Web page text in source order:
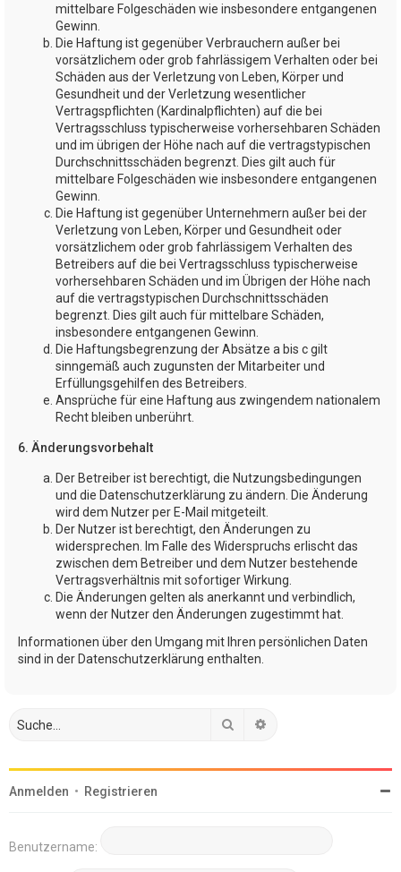
mittelbare Folgeschäden wie insbesondere entgangenen
Gewinn.
Die Haftung ist gegenüber Verbrauchern außer bei
vorsätzlichem oder grob fahrlässigem Verhalten oder bei
Schäden aus der Verletzung von Leben, Körper und
Gesundheit und der Verletzung wesentlicher
Vertragspflichten (Kardinalpflichten) auf die bei
Vertragsschluss typischerweise vorhersehbaren Schäden
und im übrigen der Höhe nach auf die vertragstypischen
Durchschnittsschäden begrenzt. Dies gilt auch für
mittelbare Folgeschäden wie insbesondere entgangenen
Gewinn.
Die Haftung ist gegenüber Unternehmern außer bei der
Verletzung von Leben, Körper und Gesundheit oder
vorsätzlichem oder grob fahrlässigem Verhalten des
Betreibers auf die bei Vertragsschluss typischerweise
vorhersehbaren Schäden und im Übrigen der Höhe nach
auf die vertragstypischen Durchschnittsschäden
begrenzt. Dies gilt auch für mittelbare Schäden,
insbesondere entgangenen Gewinn.
Die Haftungsbegrenzung der Absätze a bis c gilt
sinngemäß auch zugunsten der Mitarbeiter und
Erfüllungsgehilfen des Betreibers.
Ansprüche für eine Haftung aus zwingendem nationalem
Recht bleiben unberührt.
6. Änderungsvorbehalt
Der Betreiber ist berechtigt, die Nutzungsbedingungen
und die Datenschutzerklärung zu ändern. Die Änderung
wird dem Nutzer per E-Mail mitgeteilt.
Der Nutzer ist berechtigt, den Änderungen zu
widersprechen. Im Falle des Widerspruchs erlischt das
zwischen dem Betreiber und dem Nutzer bestehende
Vertragsverhältnis mit sofortiger Wirkung.
Die Änderungen gelten als anerkannt und verbindlich,
wenn der Nutzer den Änderungen zugestimmt hat.
Informationen über den Umgang mit Ihren persönlichen Daten
sind in der Datenschutzerklärung enthalten.
Suche
Anmelden • Registrieren
Benutzername: